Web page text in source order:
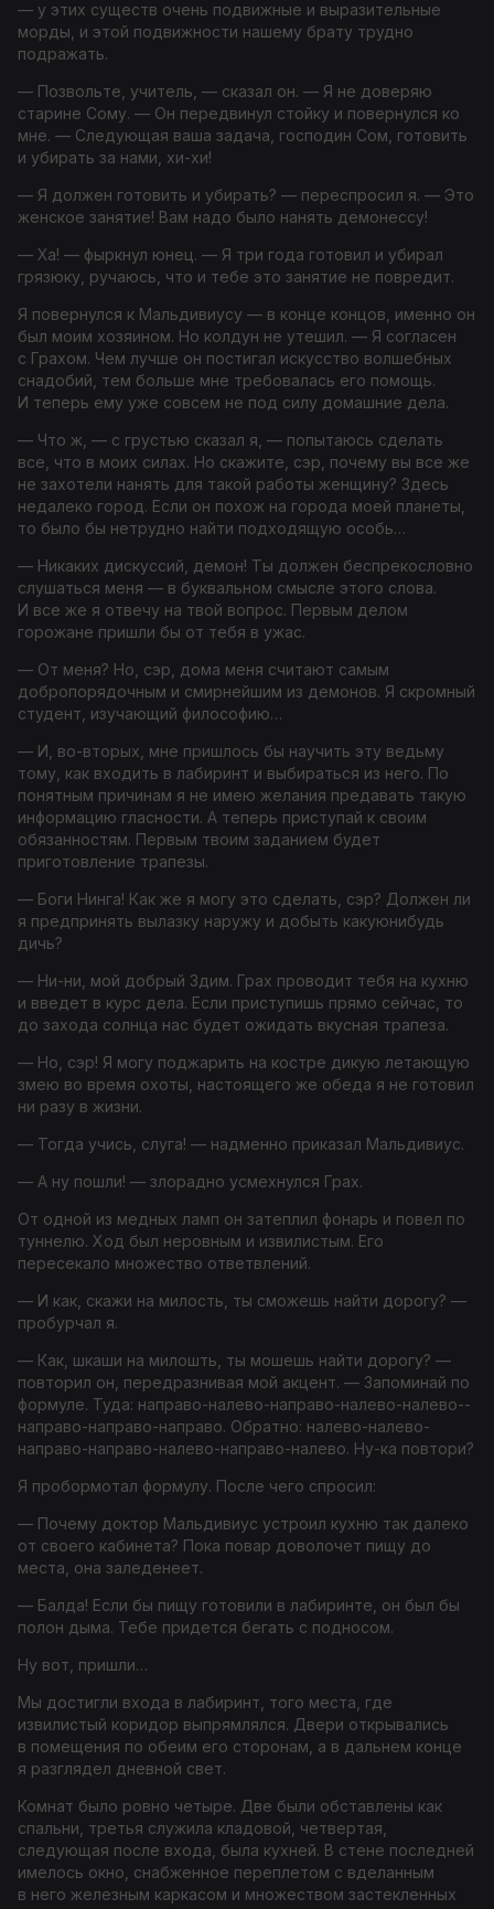
— у этих существ очень подвижные и выразительные
морды, и этой подвижности нашему брату трудно
подражать.
— Позвольте, учитель, — сказал он. — Я не доверяю
старине Сому. — Он передвинул стойку и повернулся ко
мне. — Следующая ваша задача, господин Сом, готовить
и убирать за нами, хи-хи!
— Я должен готовить и убирать? — переспросил я. — Это
женское занятие! Вам надо было нанять демонессу!
— Ха! — фыркнул юнец. — Я три года готовил и убирал
грязюку, ручаюсь, что и тебе это занятие не повредит.
Я повернулся к Мальдивиусу — в конце концов, именно он
был моим хозяином. Но колдун не утешил. — Я согласен
с Грахом. Чем лучше он постигал искусство волшебных
снадобий, тем больше мне требовалась его помощь.
И теперь ему уже совсем не под силу домашние дела.
— Что ж, — с грустью сказал я, — попытаюсь сделать
все, что в моих силах. Но скажите, сэр, почему вы все же
не захотели нанять для такой работы женщину? Здесь
недалеко город. Если он похож на города моей планеты,
то было бы нетрудно найти подходящую особь…
— Никаких дискуссий, демон! Ты должен беспрекословно
слушаться меня — в буквальном смысле этого слова.
И все же я отвечу на твой вопрос. Первым делом
горожане пришли бы от тебя в ужас.
— От меня? Но, сэр, дома меня считают самым
добропорядочным и смирнейшим из демонов. Я скромный
студент, изучающий философию…
— И, во-вторых, мне пришлось бы научить эту ведьму
тому, как входить в лабиринт и выбираться из него. По
понятным причинам я не имею желания предавать такую
информацию гласности. А теперь приступай к своим
обязанностям. Первым твоим заданием будет
приготовление трапезы.
— Боги Нинга! Как же я могу это сделать, сэр? Должен ли
я предпринять вылазку наружу и добыть какуюнибудь
дичь?
— Ни-ни, мой добрый Здим. Грах проводит тебя на кухню
и введет в курс дела. Если приступишь прямо сейчас, то
до захода солнца нас будет ожидать вкусная трапеза.
— Но, сэр! Я могу поджарить на костре дикую летающую
змею во время охоты, настоящего же обеда я не готовил
ни разу в жизни.
— Тогда учись, слуга! — надменно приказал Мальдивиус.
— А ну пошли! — злорадно усмехнулся Грах.
От одной из медных ламп он затеплил фонарь и повел по
туннелю. Ход был неровным и извилистым. Его
пересекало множество ответвлений.
— И как, скажи на милость, ты сможешь найти дорогу? —
пробурчал я.
— Как, шкаши на милошть, ты мошешь найти дорогу? —
повторил он, передразнивая мой акцент. — Запоминай по
формуле. Туда: направо-­налево-направо-­налево-налево-­
направо-направо-­направо. Обратно: налево-­налево-
направо-­направо-налево-­направо-налево. Ну-ка повтори?
Я пробормотал формулу. После чего спросил:
— Почему доктор Мальдивиус устроил кухню так далеко
от своего кабинета? Пока повар доволочет пищу до
места, она заледенеет.
— Балда! Если бы пищу готовили в лабиринте, он был бы
полон дыма. Тебе придется бегать с подносом.
Ну вот, пришли…
Мы достигли входа в лабиринт, того места, где
извилистый коридор выпрямлялся. Двери открывались
в помещения по обеим его сторонам, а в дальнем конце
я разглядел дневной свет.
Комнат было ровно четыре. Две были обставлены как
спальни, третья служила кладовой, четвертая,
следующая после входа, была кухней. В стене последней
имелось окно, снабженное переплетом с вделанным
в него железным каркасом и множеством застекленных